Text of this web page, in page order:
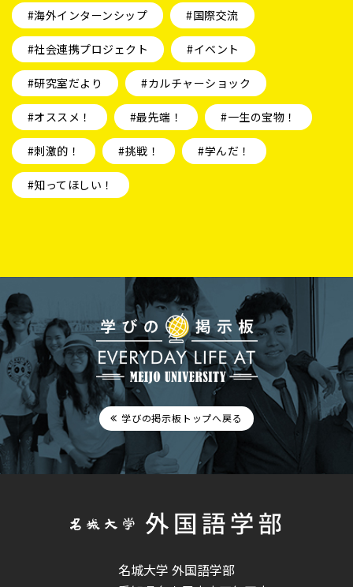
#海外インターンシップ #国際交流
#社会連携プロジェクト #イベント
#研究室だより #カルチャーショック
#オススメ！ #最先端！ #一生の宝物！
#刺激的！ #挑戦！ #学んだ！
#知ってほしい！
学びの掲示板トップへ戻る
名城大学 外国語学部